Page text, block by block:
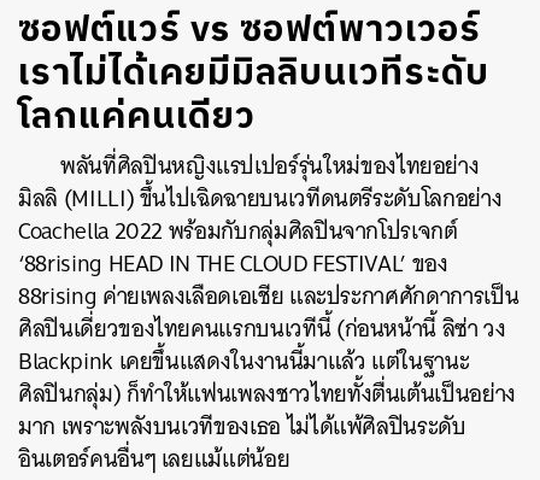
ซอฟต์แวร์ vs ซอฟต์พาวเวอร์
เราไม่ได้เคยมีมิลลิบนเวทีระดับ
โลกแค่คนเดียว
พลันที่ศิลปินหญิงแรปเปอร์รุ่นใหม่ของไทยอย่าง
มิลลิ (MILLI) ขึ้นไปเฉิดฉายบนเวทีดนตรีระดับโลกอย่าง
Coachella 2022 พร้อมกับกลุ่มศิลปินจากโปรเจกต์
‘88rising HEAD IN THE CLOUD FESTIVAL’ของ
88rising ค่ายเพลงเลือดเอเชีย และประกาศศักดาการเป็น
ศิลปินเดี่ยวของไทยคนแรกบนเวทีนี้ (ก่อนหน้านี้ ลิซ่า วง
Blackpink เคยขึ้นแสดงในงานนี้มาแล้ว แต่ในฐานะ
ศิลปินกลุ่ม) ก็ทำให้แฟนเพลงชาวไทยทั้งตื่นเต้นเป็นอย่าง
มาก เพราะพลังบนเวทีของเธอ ไม่ได้แพ้ศิลปินระดับ
อินเตอร์คนอื่นๆ เลยแม้แต่น้อย